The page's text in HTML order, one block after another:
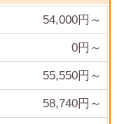
54,000円～
0円～
55,550円～
58,740円～